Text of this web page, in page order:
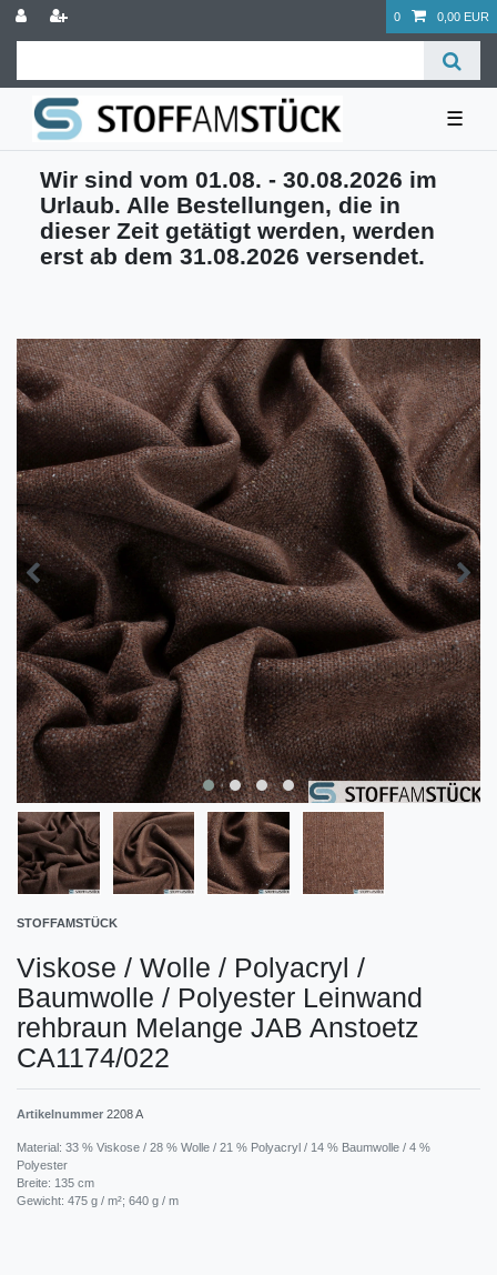
0 0,00 EUR
☰
Wir sind vom 01.08. - 30.08.2026 im
Urlaub. Alle Bestellungen, die in
dieser Zeit getätigt werden, werden
erst ab dem 31.08.2026 versendet.
STOFFAMSTÜCK
Viskose / Wolle / Polyacryl /
Baumwolle / Polyester Leinwand
rehbraun Melange JAB Anstoetz
CA1174/022
Artikelnummer 2208 A
Material: 33 % Viskose / 28 % Wolle / 21 % Polyacryl / 14 % Baumwolle / 4 %
Polyester
Breite: 135 cm
Gewicht: 475 g / m²; 640 g / m